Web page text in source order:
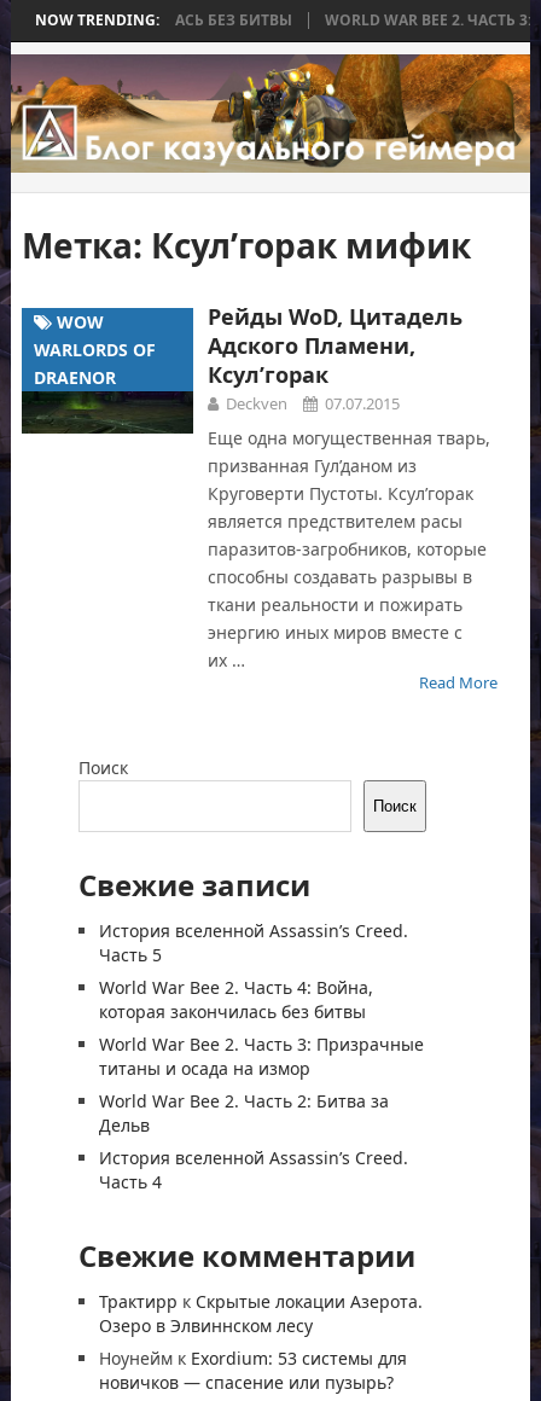
NOW TRENDING:
КОТОРАЯ ЗАКОНЧИЛАСЬ БЕЗ БИТВЫ WORLD WAR BEE 2.
Метка: Ксул’горак мифик
WOW
WARLORDS OF
DRAENOR
Рейды WoD, Цитадель
Адского Пламени,
Ксул’горак
Deckven 07.07.2015
Еще одна могущественная тварь,
призванная Гул’даном из
Круговерти Пустоты. Ксул’горак
является предствителем расы
паразитов-загробников, которые
способны создавать разрывы в
ткани реальности и пожирать
энергию иных миров вместе с
их …
Read More
Поиск
Поиск
Свежие записи
История вселенной Assassin’s Creed.
Часть 5
World War Bee 2. Часть 4: Война,
которая закончилась без битвы
World War Bee 2. Часть 3: Призрачные
титаны и осада на измор
World War Bee 2. Часть 2: Битва за
Дельв
История вселенной Assassin’s Creed.
Часть 4
Свежие комментарии
Трактирр к Скрытые локации Азерота.
Озеро в Элвиннском лесу
Ноунейм к Exordium: 53 системы для
новичков — спасение или пузырь?